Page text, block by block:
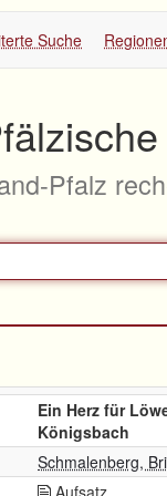
Suche
Pfalz
Ein Herz für
Königsbach
Schmalenberg,
Aufsatz